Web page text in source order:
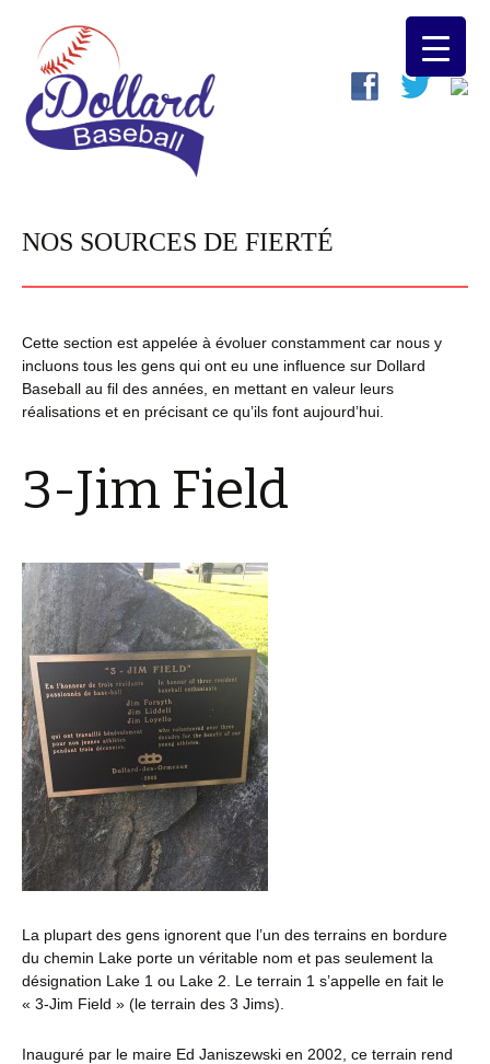
NOS SOURCES DE FIERTÉ
Cette section est appelée à évoluer constamment car nous y
incluons tous les gens qui ont eu une influence sur Dollard
Baseball au fil des années, en mettant en valeur leurs
réalisations et en précisant ce qu’ils font aujourd’hui.
3-Jim Field
La plupart des gens ignorent que l’un des terrains en bordure
du chemin Lake porte un véritable nom et pas seulement la
désignation Lake 1 ou Lake 2. Le terrain 1 s’appelle en fait le
« 3-Jim Field » (le terrain des 3 Jims).
Inauguré par le maire Ed Janiszewski en 2002, ce terrain rend